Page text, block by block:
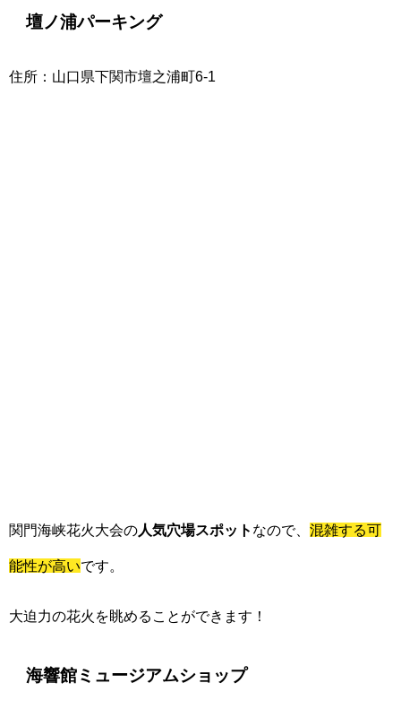
壇ノ浦パーキング
住所：山口県下関市壇之浦町6-1
関門海峡花火大会の 人気穴場スポット なので、 混雑する可
能性が高いです。
大迫力の花火を眺めることができます！
海響館ミュージアムショップ